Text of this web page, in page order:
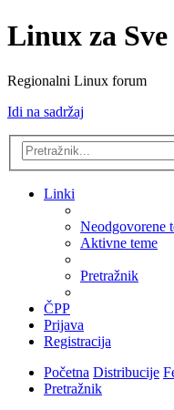
Linux za
Regionalni Linux forum
Idi na sadržaj
Linki
Neodgovorene
Aktivne teme
Pretražnik
ČPP
Prijava
Registracija
Početna Distribucije
Pretražnik